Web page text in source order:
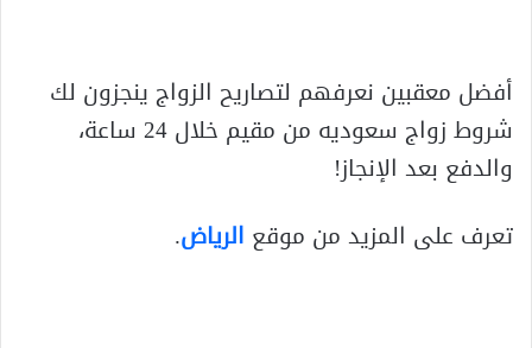
أفضل معقبين نعرفهم لتصاريح الزواج ينجزون لك
شروط زواج سعوديه من مقيم خلال 24 ساعة،
والدفع بعد الإنجاز!
تعرف على المزيد من موقع الرياض.